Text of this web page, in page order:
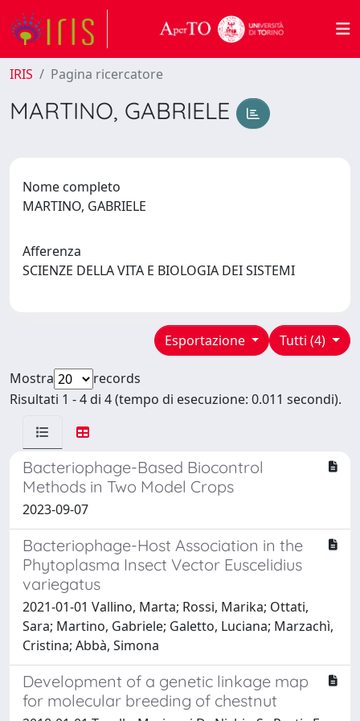
IRIS Pagina ricercatore
MARTINO, GABRIELE
Nome completo
MARTINO, GABRIELE
Afferenza
SCIENZE DELLA VITA E BIOLOGIA DEI SISTEMI
Tutti (4)
Esportazione
Mostra
records
Risultati 1 - 4 di 4 (tempo di esecuzione: 0.011 secondi).
Bacteriophage-Based Biocontrol
Methods in Two Model Crops
2023-09-07
Bacteriophage-Host Association in the
Phytoplasma Insect Vector Euscelidius
variegatus
2021-01-01 Vallino, Marta; Rossi, Marika; Ottati,
Sara; Martino, Gabriele; Galetto, Luciana; Marzachì,
Cristina; Abbà, Simona
Development of a genetic linkage map
for molecular breeding of chestnut